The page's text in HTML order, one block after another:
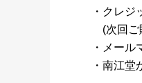
・クレジ
(次回ご
・メール
・南江